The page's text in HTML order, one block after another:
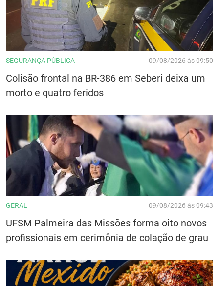
SEGURANÇA PÚBLICA 09/08/2026 às 09:50
Colisão frontal na BR-386 em Seberi deixa um
morto e quatro feridos
GERAL 09/08/2026 às 09:43
UFSM Palmeira das Missões forma oito novos
profissionais em cerimônia de colação de grau